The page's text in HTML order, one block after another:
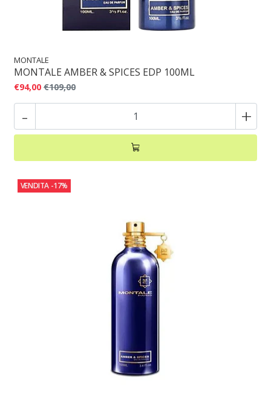
MONTALE
MONTALE AMBER & SPICES EDP 100ML
€94,00 €109,00
- +
VENDITA -17%